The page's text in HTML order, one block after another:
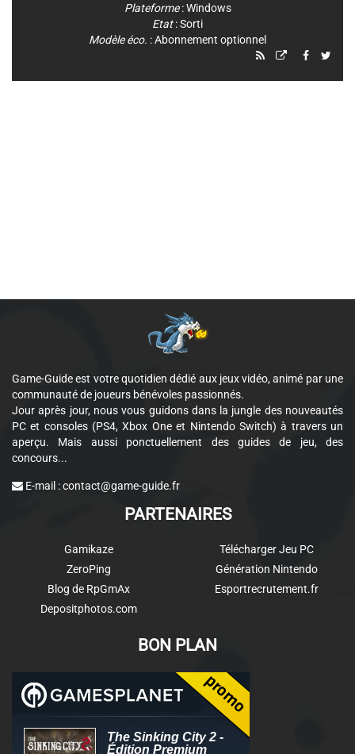
Plateforme:Windows
Etat: Sorti
Modèle éco. : Abonnement optionnel
Game-Guide est votre quotidien dédié aux jeux vidéo, animé par une
communauté de joueurs bénévoles passionnés.
Jour après jour, nous vous guidons dans la jungle des nouveautés
PC et consoles (PS4, Xbox One et Nintendo Switch) à travers un
aperçu. Mais aussi ponctuellement des guides de jeu, des
concours...
E-mail :contact@game-guide.fr
PARTENAIRES
Gamikaze
ZeroPing
Blog de RpGmAx
Depositphotos.com
Télécharger Jeu PC
Génération Nintendo
Esportrecrutement.fr
BON PLAN